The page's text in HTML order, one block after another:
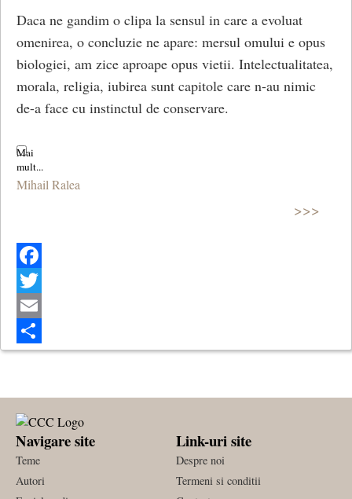
Daca ne gandim o clipa la sensul in care a evoluat
omenirea, o concluzie ne apare: mersul omului e opus
biologiei, am zice aproape opus vietii. Intelectualitatea,
morala, religia, iubirea sunt capitole care n-au nimic
de-a face cu instinctul de conservare.
Mihail Ralea
>>>
Facebook
Twitter
Email
Share
Navigare site
Teme
Autori
Link-uri site
Despre noi
Termeni si conditii